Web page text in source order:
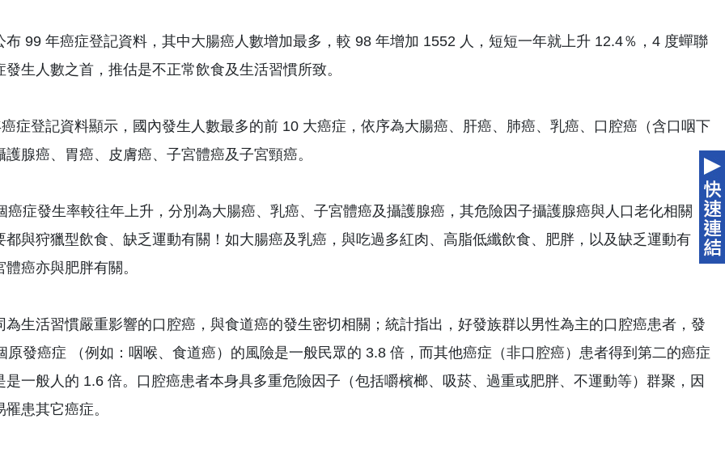
布 99 年癌症登記資料，其中大腸癌人數增加最多，較 98 年增加 1552 人，短短一年就上升 12.4％，4 度蟬聯
發生人數之首，推估是不正常飲食及生活習慣所致。
症登記資料顯示，國內發生人數最多的前 10 大癌症，依序為大腸癌、肝癌、肺癌、乳癌、口腔癌（含口咽下
護腺癌、胃癌、皮膚癌、子宮體癌及子宮頸癌。
癌症發生率較往年上升，分別為大腸癌、乳癌、子宮體癌及攝護腺癌，其危險因子攝護腺癌與人口老化相關，
都與狩獵型飲食、缺乏運動有關！如大腸癌及乳癌，與吃過多紅肉、高脂低纖飲食、肥胖，以及缺乏運動有
體癌亦與肥胖有關。
為生活習慣嚴重影響的口腔癌，與食道癌的發生密切相關；統計指出，好發族群以男性為主的口腔癌患者，發
原發癌症 （例如：咽喉、食道癌）的風險是一般民眾的 3.8 倍，而其他癌症（非口腔癌）患者得到第二的癌症
是一般人的 1.6 倍。口腔癌患者本身具多重危險因子（包括嚼檳榔、吸菸、過重或肥胖、不運動等）群聚，因
患其它癌症。